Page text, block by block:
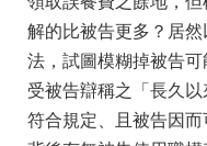
解的比被告更多？居
法，試圖模糊掉被告
受被告辯稱之「長久
符合規定、且被告因而